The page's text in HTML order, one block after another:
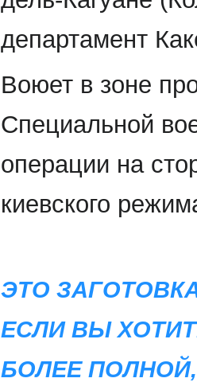
департамент
Воюет в зоне
Специальной
операции на
киевского
ЭТО
ЕСЛИ ВЫ
БОЛЕЕ